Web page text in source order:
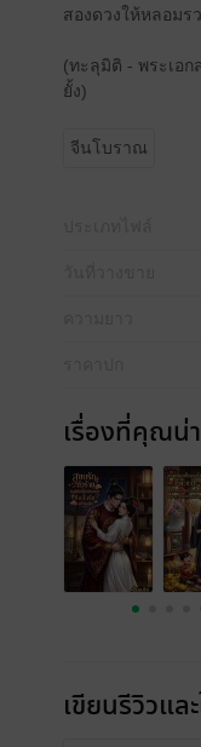
สองดวงให้หลอมร
(ทะลุมิติ - พระเอ
ยั้ง)
จีนโบราณ
เรื่องที่คุณน่
เขียนรีวิวแล